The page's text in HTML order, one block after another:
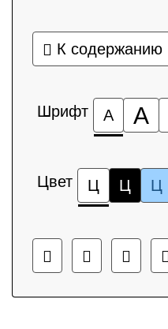
К содержанию
Шрифт А А
Цвет Ц Ц Ц